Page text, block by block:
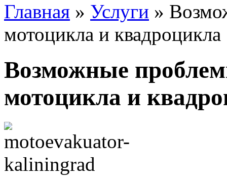
Главная » Услуги »
мотоцикла и квадроцикла
Возможные
мотоцикла и